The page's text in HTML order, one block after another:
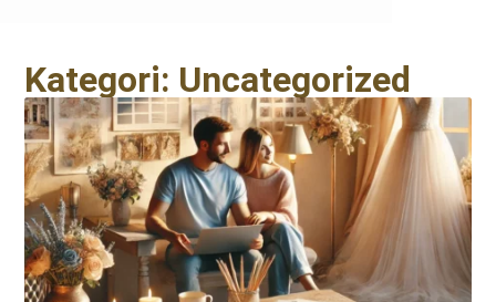
Kategori: Uncategorized